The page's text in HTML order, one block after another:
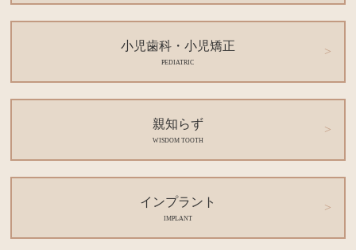
小児歯科・小児矯正
PEDIATRIC
親知らず
WISDOM TOOTH
インプラント
IMPLANT